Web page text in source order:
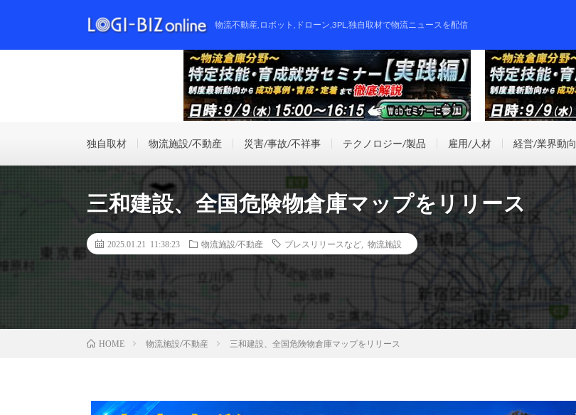
物流不動産,ロボット,ドローン,3PL,独自取材で物流ニュースを配信
独自取材 物流施設/不動産 災害/事故/不祥事 テクノロジー/製品 雇用/人材 経営/業界動向
三和建設、全国危険物倉庫マップをリリース
2025.01.21 11:38:23 物流施設/不動産 プレスリリースなど 物流施設
HOME 物流施設/不動産 三和建設、全国危険物倉庫マップをリリース